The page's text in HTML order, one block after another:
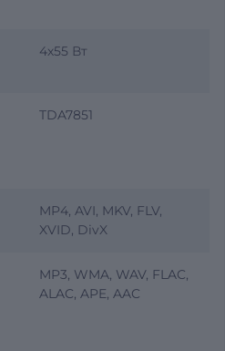
4х55 Вт
TDA7851
MP4, AVI, MKV, FLV,
XVID, DivX
MP3, WMA, WAV, FLAC,
ALAC, APE, AAC